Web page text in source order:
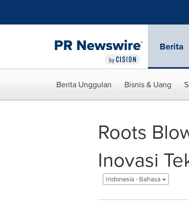
Berita
Berita Unggulan Bisnis & Uang
Roots
Inovasi
Indonesia - Bahasa